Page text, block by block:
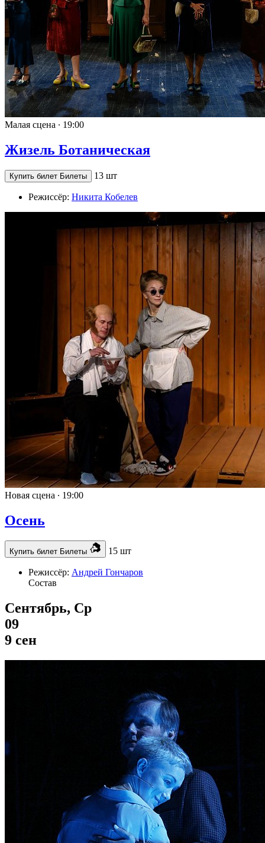
Малая сцена ∙ 19:00
Жизель Ботаническая
Купить билет Билеты 13 шт
Режиссёр: Никита Кобелев
Новая сцена ∙ 19:00
Осень
Купить билет Билеты 15 шт
Режиссёр: Андрей Гончаров
Состав
Сентябрь, Ср
09
9 сен